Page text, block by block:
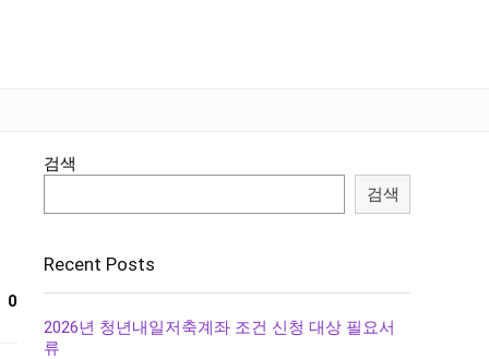
0
검색
검색
Recent Posts
2026년 청년내일저축계좌 조건 신청 대상 필요서
류